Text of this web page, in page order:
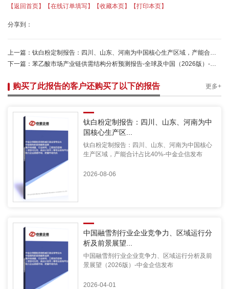
【返回首页】 【在线订单填写】 【收藏本页】 【打印本页】
分享到：
上一篇： 钛白粉定制报告：四川、山东、河南为中国核心生产区域，产能合计占比40%-中金企信发布
下一篇： 苯乙酸市场产业链供需结构分析预测报告-全球及中国（2026版）-中金企信发布
购买了此报告的客户还购买了以下的报告 更多+
钛白粉定制报告：四川、山东、河南为中
国核心生产区...
钛白粉定制报告：四川、山东、河南为中国核心
生产区域，产能合计占比40%-中金企信发布
2026-08-06
中国融雪剂行业企业竞争力、区域运行分
析及前景展望...
中国融雪剂行业企业竞争力、区域运行分析及前
景展望（2026版）-中金企信发布
2026-04-01